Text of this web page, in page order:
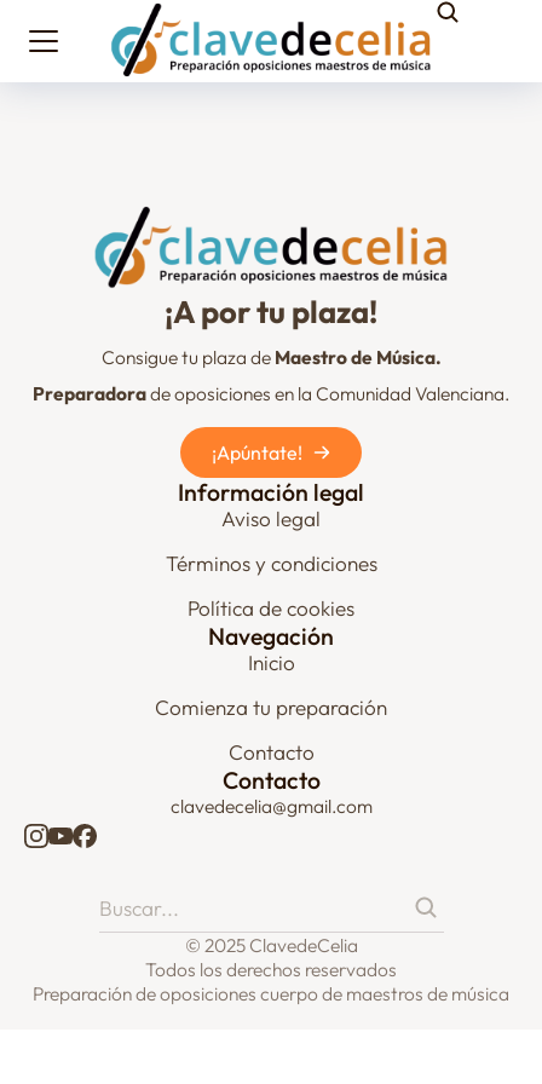
¡A por tu plaza!
Consigue tu plaza de Maestro de Música.
Preparadorade oposiciones en la Comunidad Valenciana.
¡Apúntate!
Información legal
Aviso legal
Términos y condiciones
Política de cookies
Navegación
Inicio
Comienza tu preparación
Contacto
Contacto
clavedecelia@gmail.com
© 2025 ClavedeCelia
Todos los derechos reservados
Preparación de oposiciones cuerpo de maestros de música